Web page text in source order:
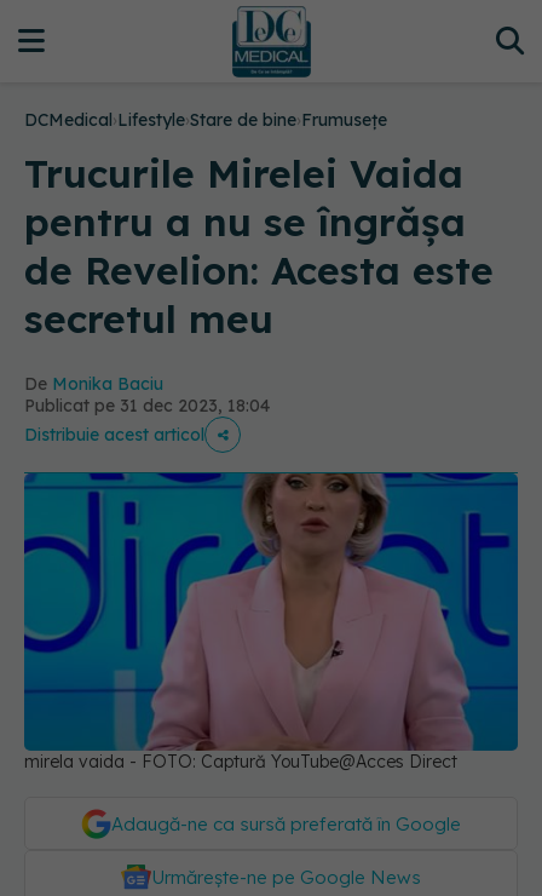
DCMedical›Lifestyle›Stare de bine›Frumusețe
Trucurile Mirelei Vaida
pentru a nu se îngrășa
de Revelion: Acesta este
secretul meu
De Monika Baciu
Publicat pe 31 dec 2023, 18:04
Distribuie acest articol
mirela vaida - FOTO: Captură YouTube@Acces Direct
Adaugă-ne ca sursă preferată în Google
Urmărește-ne pe Google News